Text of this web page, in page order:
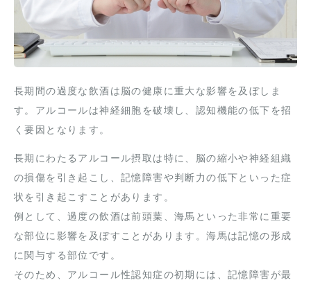
長期間の過度な飲酒は脳の健康に重大な影響を及ぼしま
す。アルコールは神経細胞を破壊し、認知機能の低下を招
く要因となります。
長期にわたるアルコール摂取は特に、脳の縮小や神経組織
の損傷を引き起こし、記憶障害や判断力の低下といった症
状を引き起こすことがあります。
例として、過度の飲酒は前頭葉、海馬といった非常に重要
な部位に影響を及ぼすことがあります。海馬は記憶の形成
に関与する部位です。
そのため、アルコール性認知症の初期には、記憶障害が最